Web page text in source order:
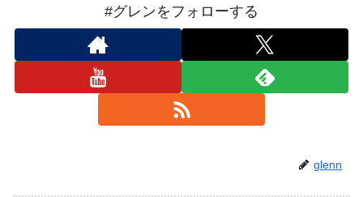
#グレンをフォローする
glenn